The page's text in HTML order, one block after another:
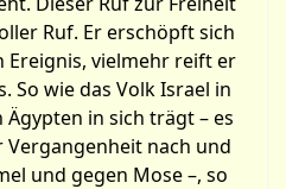
Ruf. Er erschöpft sich
Ereignis, vielmehr reift er
So wie das Volk Israel in
in sich trägt – es
nach und
und gegen Mose –, so